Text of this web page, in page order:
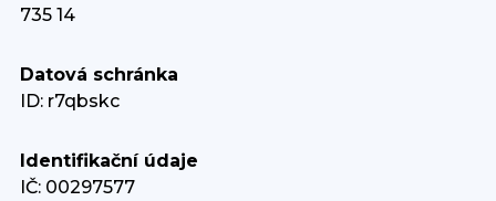
735 14
Datová schránka
ID: r7qbskc
Identifikační údaje
IČ: 00297577